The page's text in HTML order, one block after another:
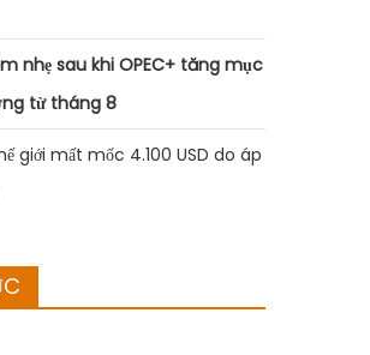
nhẹ sau khi OPEC+ tăng mục
từ tháng 8
giới mất mốc 4.100 USD do áp